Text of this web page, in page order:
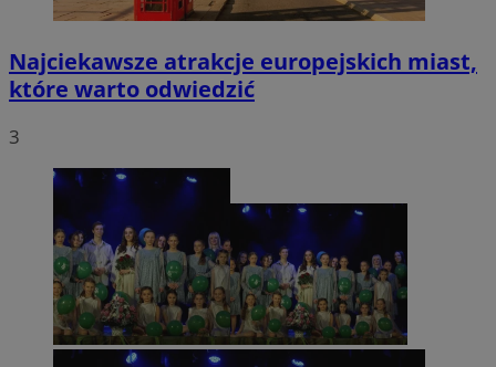
Najciekawsze atrakcje europejskich miast,
które warto odwiedzić
3